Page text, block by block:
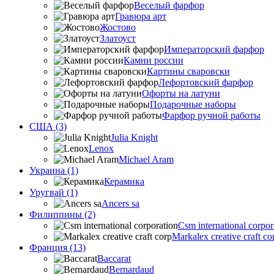
Веселый фарфор
Гравюра арт
Жостово
Златоуст
Императорский фарфор
Камни россии
Картины сваровски
Лефортовский фарфор
Офорты на латуни
Подарочные наборы
Фарфор ручной работы
США (3)
Julia Knight
Lenox
Michael Aram
Украина (1)
Керамика
Уругвай (1)
Ancers sa
Филиппины (2)
Csm international
Markalex creative craft
Франция (13)
Baccarat
Bernardaud